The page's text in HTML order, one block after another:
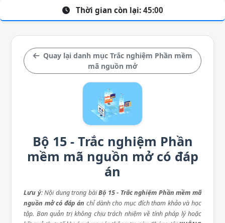
Quay lại danh mục Trắc nghiệm Phần mềm
mã nguồn mở
Bộ 15 - Trắc nghiệm Phần
mềm mã nguồn mở có đáp
án
Lưu ý: Nội dung trong bàiBộ 15 - Trắc nghiệm Phần mềm mã
nguồn mở có đáp án chỉ dành cho mục đích tham khảo và học
tập. Ban quản trị không chịu trách nhiệm về tính pháp lý hoặc
Thời gian còn lại: 45:00